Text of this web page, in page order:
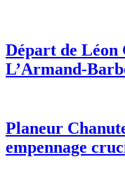
Départ de Léon
L’Armand-
Planeur
empennage